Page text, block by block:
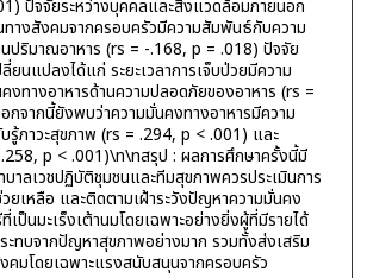
ปัจจัยระหว่างบุคคลและสิ่งแวดล้อมภายนอก
างสังคมจากครอบครัวมีความสัมพันธ์กับความ
ปริมาณอาหาร (rs = -.168, p = .018) ปัจจัย
ยนแปลงได้แก่ ระยะเวลาการเจ็บป่วยมีความ
ทางอาหารด้านความปลอดภัยของอาหาร (rs =
จากนี้ยังพบว่าความมั่นคงทางอาหารมีความ
ภาวะสุขภาพ (rs = .294, p < .001) และ
p < .001)\n\nสรุป : ผลการศึกษาครั้งนี้มี
าลเวชปฏิบัติชุมชนและทีมสุขภาพควรประเมินการ
ยเหลือ และติดตามเฝ้าระวังปัญหาความมั่นคง
เป็นมะเร็งเต้านมโดยเฉพาะอย่างยิ่งผู้ที่มีรายได้
ะทบจากปัญหาสุขภาพอย่างมาก รวมทั้งส่งเสริม
มโดยเฉพาะแรงสนับสนุนจากครอบครัว